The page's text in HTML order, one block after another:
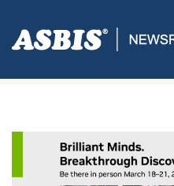
Tag:NVIDIA